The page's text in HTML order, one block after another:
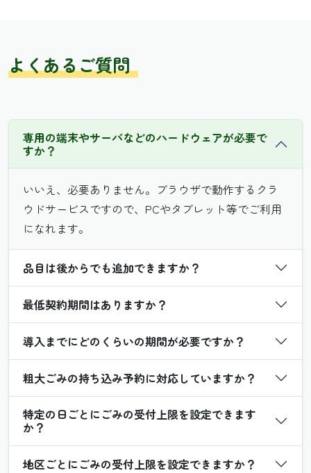
よくあるご質問
専用の端末やサーバなどのハードウェアが必要で
すか？
いいえ、必要ありません。ブラウザで動作するクラ
ウドサービスですので、PCやタブレット等でご利用
になれます。
品目は後からでも追加できますか？
最低契約期間はありますか？
導入までにどのくらいの期間が必要ですか？
粗大ごみの持ち込み予約に対応していますか？
特定の日ごとにごみの受付上限を設定できます
か？
地区ごとにごみの受付上限を設定できますか？